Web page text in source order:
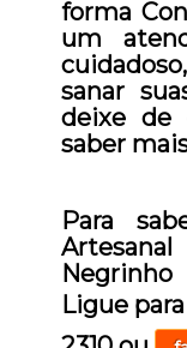
forma
um
sanar
deixe de
saber
Para
Negrinho
Ligue para